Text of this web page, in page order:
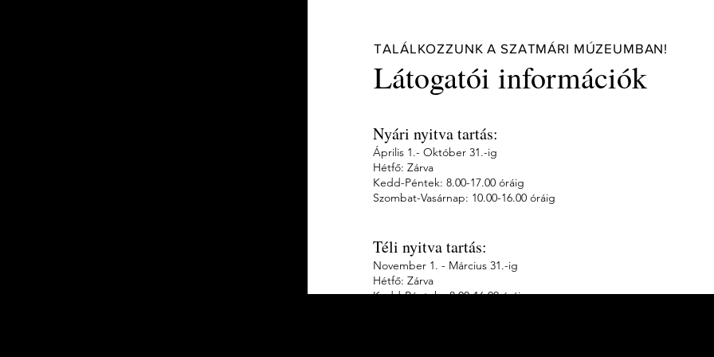
TALÁLKOZZUNK A SZATMÁRI MÚZEUMBAN!
Látogatói információk
Nyári nyitva tartás:
Április 1.- Október 31.-ig
Hétfő: Zárva
Kedd-Péntek: 8.00-17.00 óráig
Szombat-Vasárnap: 10.00-16.00 óráig
Téli nyitva tartás:
November 1. - Március 31.-ig
Hétfő: Zárva
Kedd-Péntek: 8.00-16.00 óráig